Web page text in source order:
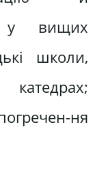
у вищих
школи,
ня